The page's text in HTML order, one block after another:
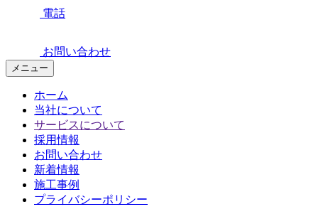
電話
お問い合わせ
メニュー
ホーム
当社について
サービスについて
採用情報
お問い合わせ
新着情報
施工事例
プライバシーポリシー